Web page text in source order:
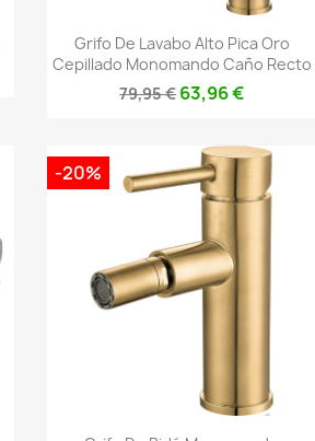
 Vista rápida
Grifo De Lavabo Alto Pica Oro
Cepillado Monomando Caño Recto
79,95 €63,96 €
-20%